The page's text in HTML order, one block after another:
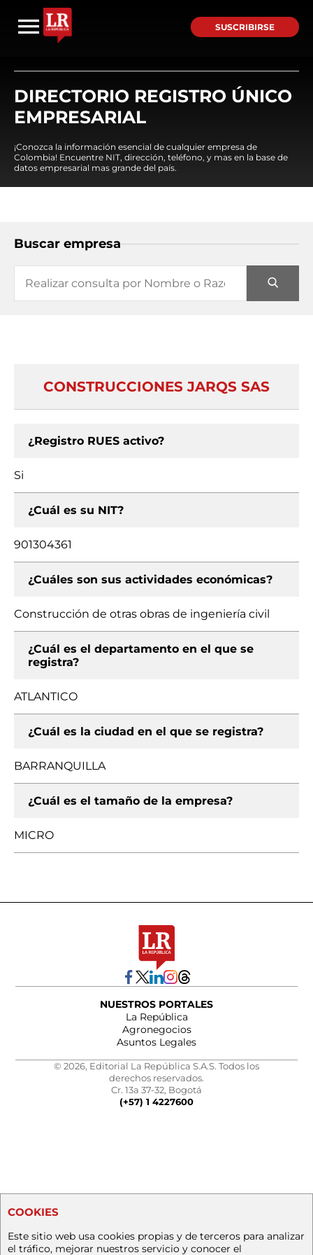
SUSCRIBIRSE
DIRECTORIO REGISTRO ÚNICO
EMPRESARIAL
¡Conozca la información esencial de cualquier empresa de
Colombia! Encuentre NIT, dirección, teléfono, y mas en la base de
datos empresarial mas grande del país.
Buscar empresa
CONSTRUCCIONES JARQS SAS
¿Registro RUES activo?
Si
¿Cuál es su NIT?
901304361
¿Cuáles son sus actividades económicas?
Construcción de otras obras de ingeniería civil
¿Cuál es el departamento en el que se
registra?
ATLANTICO
¿Cuál es la ciudad en el que se registra?
BARRANQUILLA
¿Cuál es el tamaño de la empresa?
MICRO
NUESTROS PORTALES
La República
Agronegocios
Asuntos Legales
© 2026, Editorial La República S.A.S. Todos los
derechos reservados.
Cr. 13a 37-32, Bogotá
(+57) 1 4227600
COOKIES
Este sitio web usa cookies propias y de terceros para analizar
el tráfico, mejorar nuestros servicio y conocer el